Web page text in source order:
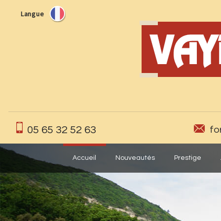
Langue
05 65 32 52 63
Accueil Nouveautés Prestige